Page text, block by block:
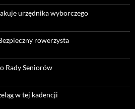
urzędnika wyborczego
rowerzysta
Rady Seniorów
w tej kadencji